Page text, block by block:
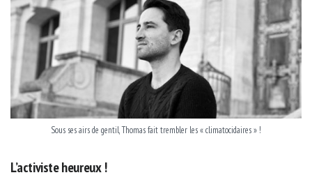
Sous ses airs de gentil, Thomas fait trembler les « climatocidaires » !
L’activiste heureux !